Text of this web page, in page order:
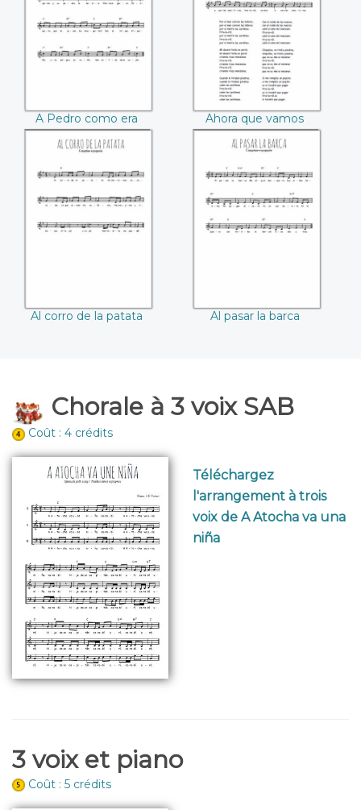
A Pedro como era
calvo
despacio
Ahora que vamos
despacio
patata
Al corro de la patata Al pasar la barca
Chorale à 3 voix SAB
Coût : 4 crédits
Téléchargez
l'arrangement à trois
voix de A Atocha va una
niña
3 voix et piano
Coût : 5 crédits